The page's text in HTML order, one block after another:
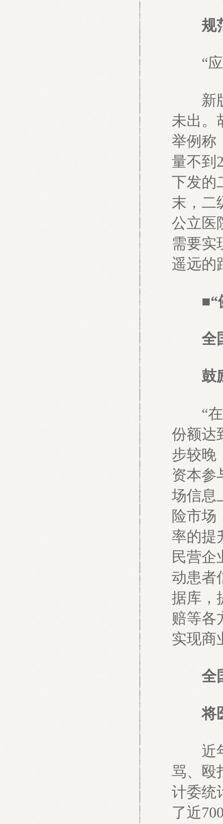
规范
“应
新版
未出。
举例称
量不到
下发的
末，二
公立医
需要实
遥远的
■“
全国
鼓励
“在
份额达
步较晚
资本参
场信息
险市场
率的提
民营企
动患者
据库，
赔等各
实现商
全国
将医
近年
骂、殴
计委统
了近